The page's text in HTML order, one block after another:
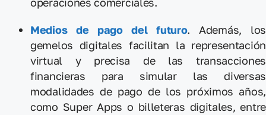
Medios de pago del futuro. Además, los
gemelos digitales facilitan la representación
virtual y precisa de las transacciones
financieras para simular las diversas
modalidades de pago de los próximos años,
como Super Apps o billeteras digitales, entre